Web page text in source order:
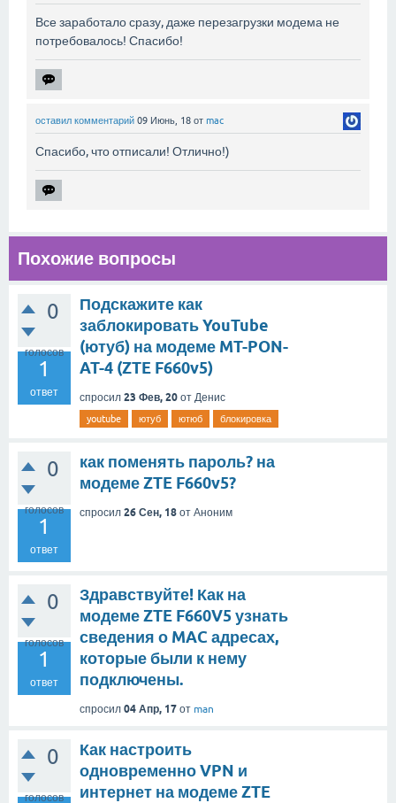
Все заработало сразу, даже перезагрузки модема не
потребовалось! Спасибо!
оставил комментарий 09 Июнь, 18 от mac
Спасибо, что отписали! Отлично!)
Похожие вопросы
0
голосов
1
ответ
Подскажите как
заблокировать YouTube
(ютуб) на модеме MT-PON-
AT-4 (ZTE F660v5)
спросил 23 Фев, 20 от Денис
youtube ютуб ютюб блокировка
0
голосов
1
ответ
как поменять пароль? на
модеме ZTE F660v5?
спросил 26 Сен, 18 от Аноним
0
голосов
1
ответ
Здравствуйте! Как на
модеме ZTE F660V5 узнать
сведения о MAC адресах,
которые были к нему
подключены.
спросил 04 Апр, 17 от man
0
голосов
Как настроить
одновременно VPN и
интернет на модеме ZTE